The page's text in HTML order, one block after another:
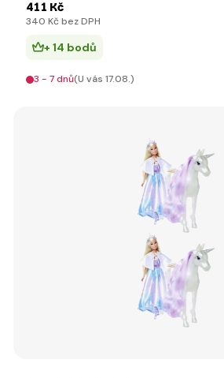
411 Kč
340 Kč bez DPH
+ 14 bodů
3 - 7 dnů(U vás 17.08.)